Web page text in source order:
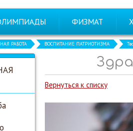
ФИЗМАТ
РАБОТА ВОСПИТАНИЕ ПАТРИОТИЗМА
Вернуться к списку